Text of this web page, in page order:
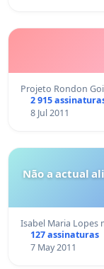
Projeto Rondon
2 915
8 Jul 2011
Não a actual
Isabel Maria Lopes
127 assinaturas
7 May 2011